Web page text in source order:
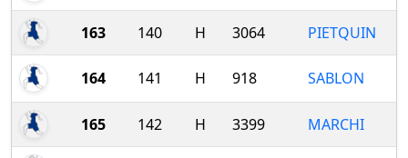
163 140 H 3064 PIETQUIN
164 141 H 918 SABLON
165 142 H 3399 MARCHI